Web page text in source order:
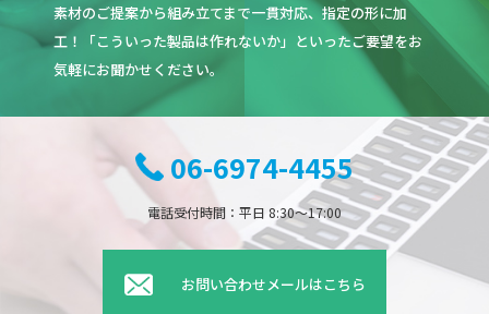
素材のご提案から組み立てまで一貫対応、指定の形に加
工！「こういった製品は作れないか」といったご要望をお
気軽にお聞かせください。
06-6974-4455
電話受付時間：平日 8:30〜17:00
お問い合わせメールはこちら